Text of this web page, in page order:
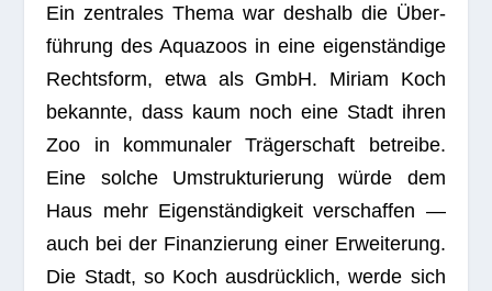
Ein zen­tra­les Thema war des­halb die Über­
füh­rung des Aqua­zoos in eine eigen­stän­dige
Rechts­form, etwa als GmbH. Miriam Koch
bekannte, dass kaum noch eine Stadt ihren
Zoo in kom­mu­na­ler Trä­ger­schaft betreibe.
Eine sol­che Umstruk­tu­rie­rung würde dem
Haus mehr Eigen­stän­dig­keit ver­schaf­fen —
auch bei der Finan­zie­rung einer Erwei­te­rung.
Die Stadt, so Koch aus­drück­lich, werde sich